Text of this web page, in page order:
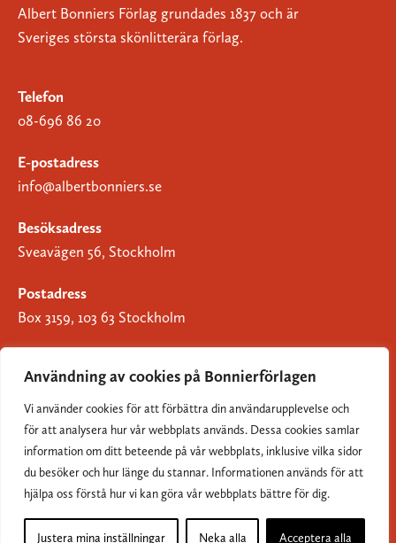
Användning av cookies på Bonnierförlagen
Vi använder cookies för att förbättra din användarupplevelse och
för att analysera hur vår webbplats används. Dessa cookies samlar
information om ditt beteende på vår webbplats, inklusive vilka sidor
du besöker och hur länge du stannar. Informationen används för att
hjälpa oss förstå hur vi kan göra vår webbplats bättre för dig.
Justera mina inställningar Neka alla Acceptera alla
Albert Bonniers Förlag grundades 1837 och är
Sveriges största skönlitterära förlag.
Telefon
08-696 86 20
E-postadress
info@albertbonniers.se
Besöksadress
Sveavägen 56, Stockholm
Postadress
Box 3159, 103 63 Stockholm
Om Bonnierförlagen
Cookies
Integritetspolicy